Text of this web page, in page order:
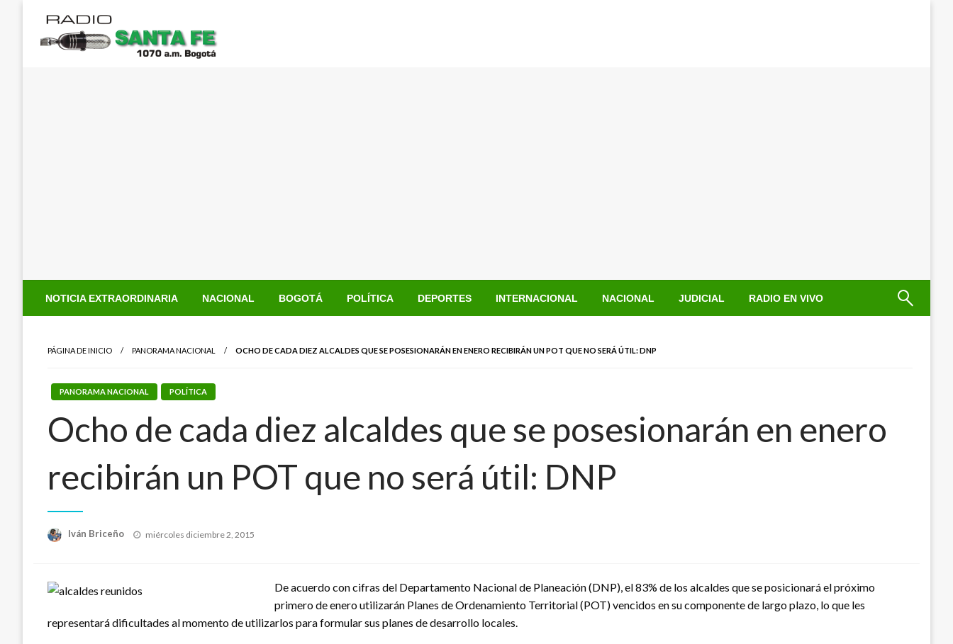
contenido
NOTICIA EXTRAORDINARIA NACIONAL BOGOTÁ POLÍTICA DEPORTES INTERNACIONAL NACIONAL JUDICIAL RADIO EN VIVO
PÁGINA DE INICIO PANORAMA NACIONAL OCHO DE CADA DIEZ ALCALDES QUE SE POSESIONARÁN EN ENERO RECIBIRÁN UN POT QUE NO SERÁ ÚTIL: DNP
PANORAMA NACIONAL POLÍTICA
Ocho de cada diez alcaldes que se posesionarán en enero
recibirán un POT que no será útil: DNP
Iván Briceño
Publicado
miércoles diciembre 2, 2015
De acuerdo con cifras del Departamento Nacional de Planeación (DNP), el 83% de los alcaldes que se posicionará el próximo
primero de enero utilizarán Planes de Ordenamiento Territorial (POT) vencidos en su componente de largo plazo, lo que les
representará dificultades al momento de utilizarlos para formular sus planes de desarrollo locales.